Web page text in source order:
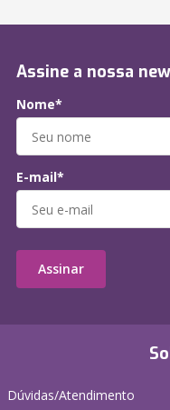
Dúvidas/Atendimento
Assine a nossa
Nome*
E-mail*
Assinar